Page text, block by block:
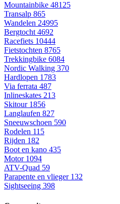
Mountainbike 48125
Transalp 865
Wandelen 24995
Bergtocht4692
Racefiets 10444
Fietstochten 8765
Trekkingbike 6084
Nordic Walking 370
Hardlopen 1783
Via ferrata 487
Inlineskates 213
Skitour 1856
Langlaufen 827
Sneeuwschoen 590
Rodelen 115
Rijden 182
Boot en kano 435
Motor 1094
ATV-Quad 59
Parapente en vlieger 132
Sightseeing 398